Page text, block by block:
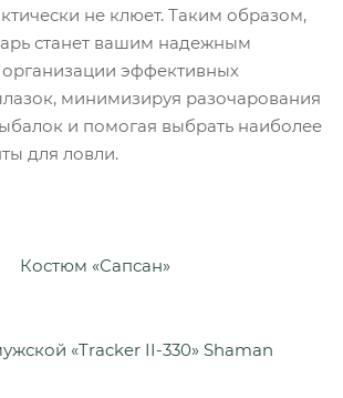
не клюет. Таким образом,
станет вашим надежным
эффективных
минимизируя разочарования
и помогая выбрать наиболее
для ловли.
Костюм «Сапсан»
«Tracker II-330» Shaman